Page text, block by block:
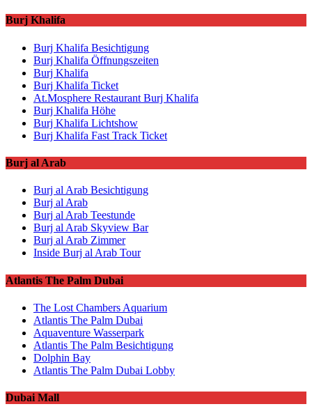
Burj Khalifa
Burj Khalifa Besichtigung
Burj Khalifa Öffnungszeiten
Burj Khalifa
Burj Khalifa Ticket
At.Mosphere Restaurant Burj Khalifa
Burj Khalifa Höhe
Burj Khalifa Lichtshow
Burj Khalifa Fast Track Ticket
Burj al Arab
Burj al Arab Besichtigung
Burj al Arab
Burj al Arab Teestunde
Burj al Arab Skyview Bar
Burj al Arab Zimmer
Inside Burj al Arab Tour
Atlantis The Palm Dubai
The Lost Chambers Aquarium
Atlantis The Palm Dubai
Aquaventure Wasserpark
Atlantis The Palm Besichtigung
Dolphin Bay
Atlantis The Palm Dubai Lobby
Dubai Mall